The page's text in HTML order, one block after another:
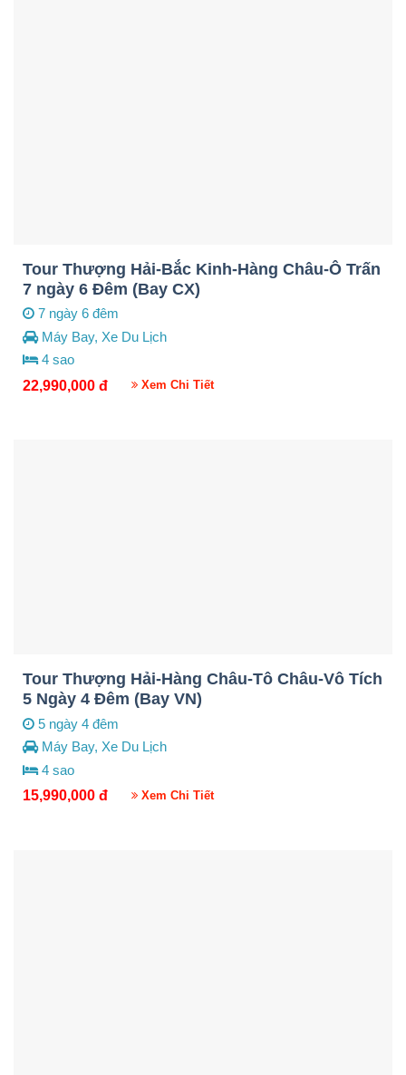
Tour Thượng Hải-Bắc Kinh-Hàng Châu-Ô Trấn
7 ngày 6 Đêm (Bay CX)
7 ngày 6 đêm
Máy Bay, Xe Du Lịch
4 sao
22,990,000đ Xem Chi Tiết
Tour Thượng Hải-Hàng Châu-Tô Châu-Vô Tích
5 Ngày 4 Đêm (Bay VN)
5 ngày 4 đêm
Máy Bay, Xe Du Lịch
4 sao
15,990,000đ Xem Chi Tiết